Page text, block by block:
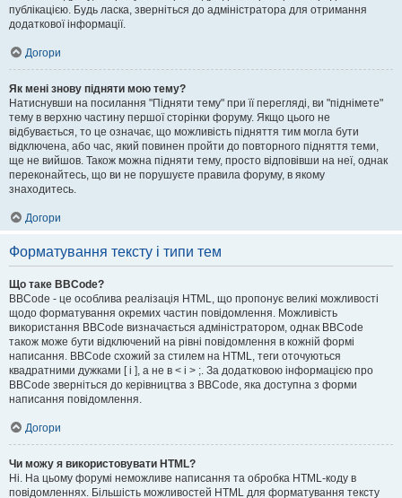
публікацією. Будь ласка, зверніться до адміністратора для отримання
додаткової інформації.
Догори
Як мені знову підняти мою тему?
Натиснувши на посилання "Підняти тему" при її перегляді, ви "піднімете"
тему в верхню частину першої сторінки форуму. Якщо цього не
відбувається, то це означає, що можливість підняття тим могла бути
відключена, або час, який повинен пройти до повторного підняття теми,
ще не вийшов. Також можна підняти тему, просто відповівши на неї, однак
переконайтесь, що ви не порушуєте правила форуму, в якому
знаходитесь.
Догори
Форматування тексту і типи тем
Що таке BBCode?
BBCode - це особлива реалізація HTML, що пропонує великі можливості
щодо форматування окремих частин повідомлення. Можливість
використання BBCode визначається адміністратором, однак BBCode
також може бути відключений на рівні повідомлення в кожній формі
написання. BBCode схожий за стилем на HTML, теги оточуються
квадратними дужками [ і ], а не в < і > ;. За додатковою інформацією про
BBCode зверніться до керівництва з BBCode, яка доступна з форми
написання повідомлення.
Догори
Чи можу я використовувати HTML?
Ні. На цьому форумі неможливе написання та обробка HTML-коду в
повідомленнях. Більшість можливостей HTML для форматування тексту